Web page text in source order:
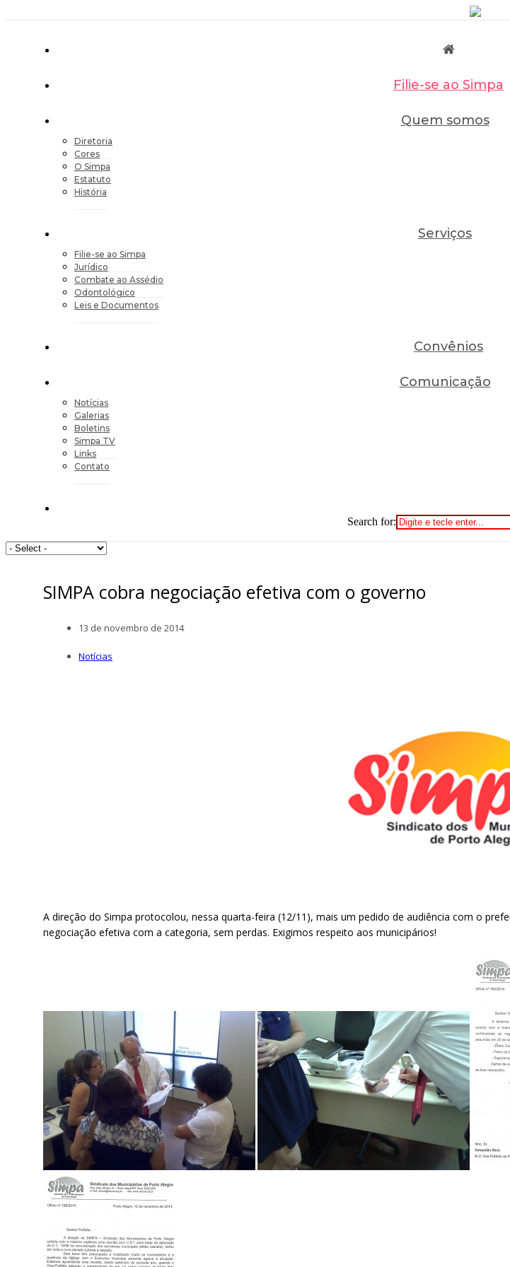
Filie-se ao Simpa
Quem somos
Diretoria
Cores
O Simpa
Estatuto
História
Serviços
Filie-se ao Simpa
Jurídico
Combate ao Assédio
Odontológico
Leis e Documentos
Convênios
Comunicação
Notícias
Galerias
Boletins
Simpa TV
Links
Contato
Search for:
SIMPA cobra negociação efetiva com o governo
13 de novembro de 2014
Notícias
A direção do Simpa protocolou, nessa quarta-feira (12/11), mais um pedido de audiência com o
negociação efetiva com a categoria, sem perdas. Exigimos respeito aos municipários!